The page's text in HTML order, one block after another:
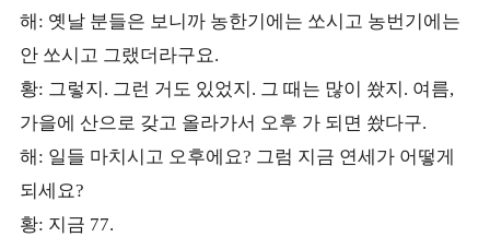
해: 옛날 분들은 보니까 농한기에는 쏘시고 농번기에는
안 쏘시고 그랬더라구요.
황: 그렇지. 그런 거도 있었지. 그 때는 많이 쐈지. 여름,
가을에 산으로 갖고 올라가서 오후 가 되면 쐈다구.
해: 일들 마치시고 오후에요? 그럼 지금 연세가 어떻게
되세요?
황: 지금 77.